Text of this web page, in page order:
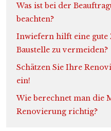
Was ist bei der
beachten?
Inwiefern hilft eine gute
Baustelle zu vermeiden?
Schätzen Sie Ihre
ein!
Wie berechnet man die
Renovierung richtig?